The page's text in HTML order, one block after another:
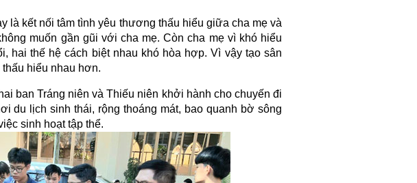
là kết nối tâm tình yêu thương thấu hiểu giữa cha mẹ và
muốn gần gũi với cha mẹ. Còn cha mẹ vì khó hiểu
hai thế hệ cách biệt nhau khó hòa hợp. Vì vậy tạo sân
hiểu nhau hơn.
ban Tráng niên và Thiếu niên khởi hành cho chuyến đi
du lịch sinh thái, rộng thoáng mát, bao quanh bờ sông
sinh hoạt tập thể.